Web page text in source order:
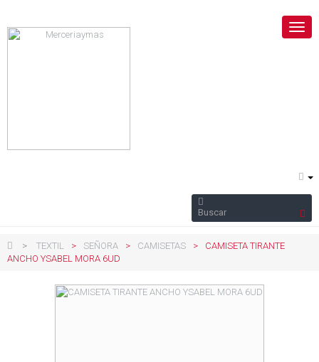
> TEXTIL > SEÑORA > CAMISETAS >
CAMISETA TIRANTE
ANCHO YSABEL MORA 6UD